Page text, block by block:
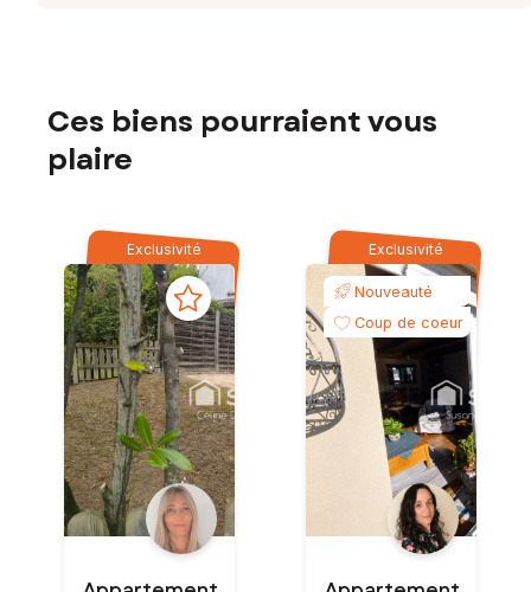
Ces biens pourraient vous
plaire
Exclusivité Exclusivité
Nouveauté
Coup de coeur